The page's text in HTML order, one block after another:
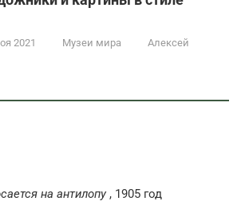
2021 Музеи мира
Алексей
на антилопу , 1905 год